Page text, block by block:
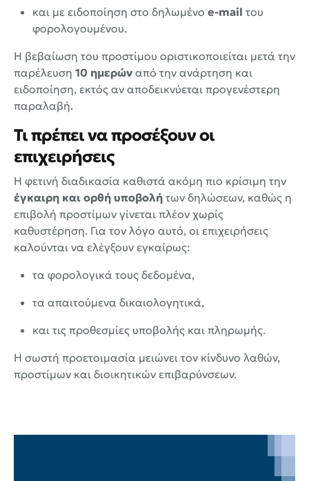
και με ειδοποίηση στο δηλωμένοe-mail του
φορολογουμένου.
Η βεβαίωση του προστίμου οριστικοποιείται μετά την
παρέλευση 10 ημερών από την ανάρτηση και
ειδοποίηση, εκτός αν αποδεικνύεται προγενέστερη
παραλαβή.
Τι πρέπει να προσέξουν οι
επιχειρήσεις
Η φετινή διαδικασία καθιστά ακόμη πιο κρίσιμη την
έγκαιρη και ορθή υποβολή των δηλώσεων, καθώς η
επιβολή προστίμων γίνεται πλέον χωρίς
καθυστέρηση. Για τον λόγο αυτό, οι επιχειρήσεις
καλούνται να ελέγξουν εγκαίρως:
τα φορολογικά τους δεδομένα,
τα απαιτούμενα δικαιολογητικά,
και τις προθεσμίες υποβολής και πληρωμής.
Η σωστή προετοιμασία μειώνει τον κίνδυνο λαθών,
προστίμων και διοικητικών επιβαρύνσεων.